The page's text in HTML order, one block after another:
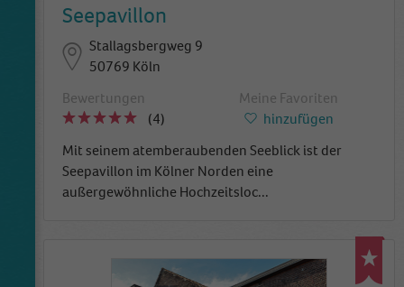
Seepavillon
Stallagsbergweg 9
50769 Köln
Bewertungen
(4)
Meine Favoriten
hinzufügen
Mit seinem atemberaubenden Seeblick ist der
Seepavillon im Kölner Norden eine
außergewöhnliche Hochzeitsloc...